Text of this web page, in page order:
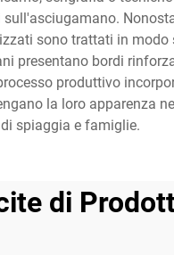
sono trattati in
presentano bordi
produttivo
la loro apparenza
spiaggia e famiglie.
di